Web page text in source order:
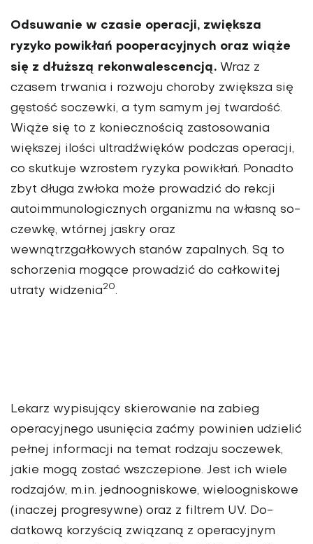
Odsuwanie w czasie operacji, zwiększa
ryzyko powikłań pooperacyjnych oraz wiąże
się z dłuższą rekonwalescencją. Wraz z
czasem trwania i rozwoju choroby zwiększa się
gęstość soczewki, a tym samym jej twardość.
Wiąże się to z ko­niecznością zastosowania
większej ilości ultradźwięków podczas operacji,
co skutkuje wzrostem ryzyka powikłań. Ponadto
zbyt długa zwłoka może prowadzić do rekcji
autoimmunologicznych organizmu na własną so­
czewkę, wtórnej jaskry oraz
wewnątrzgałkowych stanów zapalnych. Są to
schorzenia mogące prowadzić do cał­kowitej
utraty widzenia20.
Lekarz wypisujący skierowa­nie na zabieg
operacyjnego usunięcia zaćmy powinien udzielić
pełnej informacji na temat rodzaju soczewek,
jakie mogą zostać wszczepio­ne. Jest ich wiele
rodzajów, m.in. jednoogniskowe, wie­loogniskowe
(inaczej progre­sywne) oraz z filtrem UV. Do­
datkową korzyścią związaną z operacyjnym